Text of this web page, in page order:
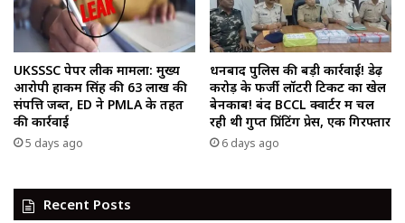
UKSSSC पेपर लीक मामला: मुख्य
आरोपी हाकम सिंह की ₹63 लाख की
संपत्ति जब्त, ED ने PMLA के तहत
की कार्रवाई
5 days ago
धनबाद पुलिस की बड़ी कार्रवाई! डेढ़
करोड़ के फर्जी लॉटरी टिकट का खेल
बेनकाब! बंद BCCL क्वार्टर में चल
रही थी गुप्त प्रिंटिंग प्रेस, एक गिरफ्तार
6 days ago
Recent Posts